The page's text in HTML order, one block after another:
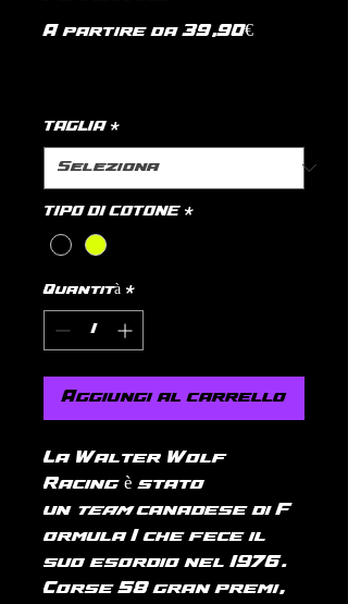
A partire da39,90€Prezzo
TAGLIA *
TIPO DI COTONE *
Quantità *
Aggiungi al carrello
La Walter Wolf
Racing è stato
un teamcanadese di F
ormula 1 che fece il
suo esordio nel 1976.
Corse 58 gran premi,